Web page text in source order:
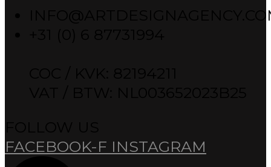
FACEBOOK-F INSTAGRAM